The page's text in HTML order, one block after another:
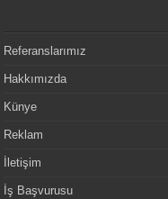
Referanslarımız
Hakkımızda
Künye
Reklam
İletişim
İş Başvurusu